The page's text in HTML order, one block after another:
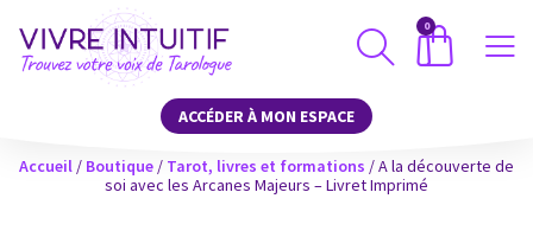
0
ACCÉDER À MON ESPACE
Accueil / Boutique / Tarot, livres et formations / A la découverte de
soi avec les Arcanes Majeurs – Livret Imprimé